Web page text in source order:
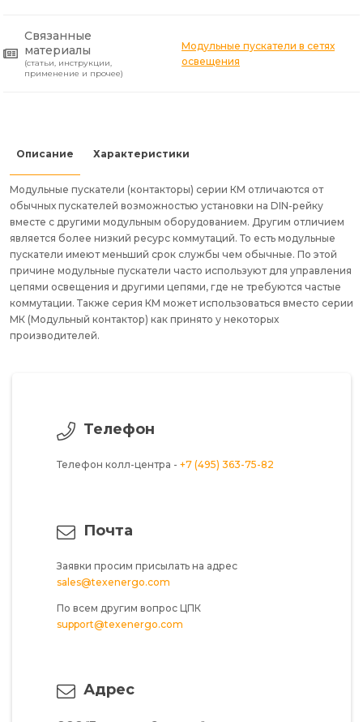
Связанные
материалы
(статьи, инструкции,
применение и прочее)
Модульные пускатели в сетях
освещения
Описание Характеристики
Модульные пускатели (контакторы) серии КМ отличаются от
обычных пускателей возможностью установки на DIN-рейку
вместе с другими модульным оборудованием. Другим отличием
является более низкий ресурс коммутаций. То есть модульные
пускатели имеют меньший срок службы чем обычные. По этой
причине модульные пускатели часто используют для управления
цепями освещения и другими цепями, где не требуются частые
коммутации. Также серия КМ может использоваться вместо серии
МК (Модульный контактор) как принято у некоторых
производителей.
Телефон
Телефон колл-центра - +7 (495) 363-75-82
Почта
Заявки просим присылать на адрес
sales@texenergo.com
По всем другим вопрос ЦПК
support@texenergo.com
Адрес